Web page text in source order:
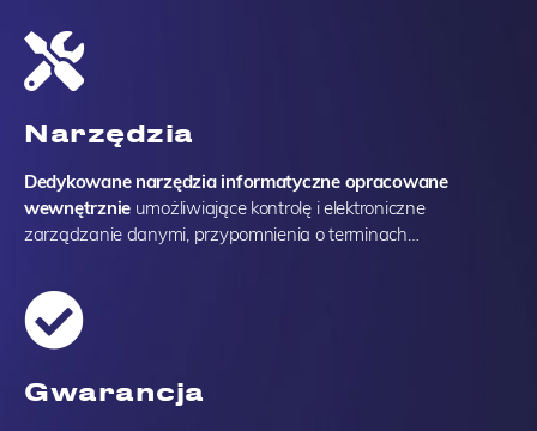
Narzędzia
Dedykowane narzędzia informatyczne opracowane
wewnętrznie umożliwiające kontrolę i elektroniczne
zarządzanie danymi, przypomnienia o terminach…
Gwarancja